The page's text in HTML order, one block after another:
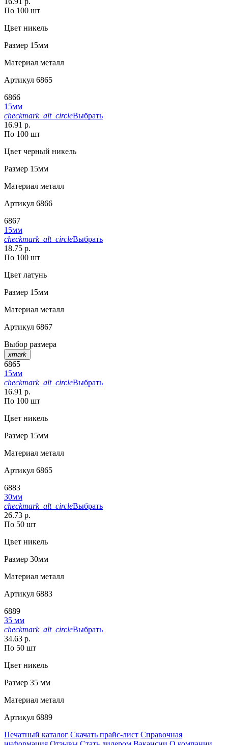
По 100 шт
Цвет никель
Размер 15мм
Материал металл
Артикул 6865
6866
15мм
checkmark_alt_circleВыбрать
16.91 р.
По 100 шт
Цвет черный никель
Размер 15мм
Материал металл
Артикул 6866
6867
15мм
checkmark_alt_circleВыбрать
18.75 р.
По 100 шт
Цвет латунь
Размер 15мм
Материал металл
Артикул 6867
Выбор размера
xmark
6865
15мм
checkmark_alt_circleВыбрать
16.91 р.
По 100 шт
Цвет никель
Размер 15мм
Материал металл
Артикул 6865
6883
30мм
checkmark_alt_circleВыбрать
26.73 р.
По 50 шт
Цвет никель
Размер 30мм
Материал металл
Артикул 6883
6889
35 мм
checkmark_alt_circleВыбрать
34.63 р.
По 50 шт
Цвет никель
Размер 35 мм
Материал металл
Артикул 6889
Печатный каталог Скачать прайс-лист Справочная